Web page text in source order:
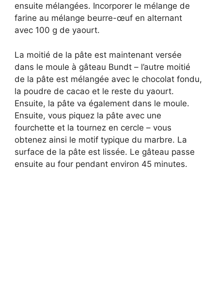
ensuite mélangées. Incorporer le mélange de
farine au mélange beurre-œuf en alternant
avec 100 g de yaourt.
La moitié de la pâte est maintenant versée
dans le moule à gâteau Bundt – l’autre moitié
de la pâte est mélangée avec le chocolat fondu,
la poudre de cacao et le reste du yaourt.
Ensuite, la pâte va également dans le moule.
Ensuite, vous piquez la pâte avec une
fourchette et la tournez en cercle – vous
obtenez ainsi le motif typique du marbre. La
surface de la pâte est lissée. Le gâteau passe
ensuite au four pendant environ 45 minutes.